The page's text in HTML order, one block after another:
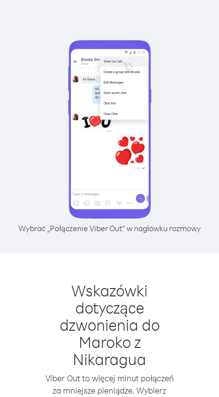
Wybrać „Połączenie Viber Out” w nagłówku rozmowy
Wskazówki
dotyczące
dzwonienia do
Maroko z
Nikaragua
Viber Out to więcej minut połączeń
za mniejsze pieniądze. Wybierz